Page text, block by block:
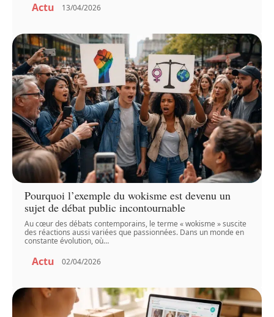
Actu 13/04/2026
Pourquoi l’exemple du wokisme est devenu un
sujet de débat public incontournable
Au cœur des débats contemporains, le terme « wokisme » suscite
des réactions aussi variées que passionnées. Dans un monde en
constante évolution, où…
Actu 02/04/2026